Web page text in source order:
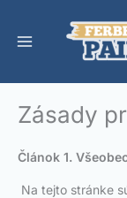
obsah
Zásady
Článok 1.
Na tejto stránke